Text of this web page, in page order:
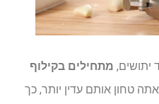
יתושים, מתחילים בקילוף
טחון אותם עדין יותר, כך